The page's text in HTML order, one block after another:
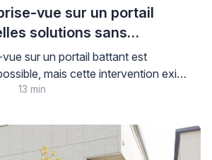
vue sur un portail
solutions sans
?
sur un portail battant est
mais cette intervention exige
rigoureux pour ne pas
La prise au vent et le poids
les deux facteurs
13 min